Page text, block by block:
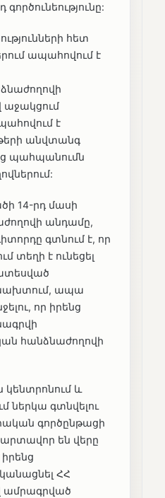
հետ
ապահովում է
է
անվտանգ
պահպանումն
14-րդ մասի
անդամը,
գտնում է, որ
տեղի է ունեցել
խախտում, ապա
որ իրենց
հանձնաժողովի
և
ներկա գտնվելու
գործընթացի
են վերը
ՀՀ
ամրագրված